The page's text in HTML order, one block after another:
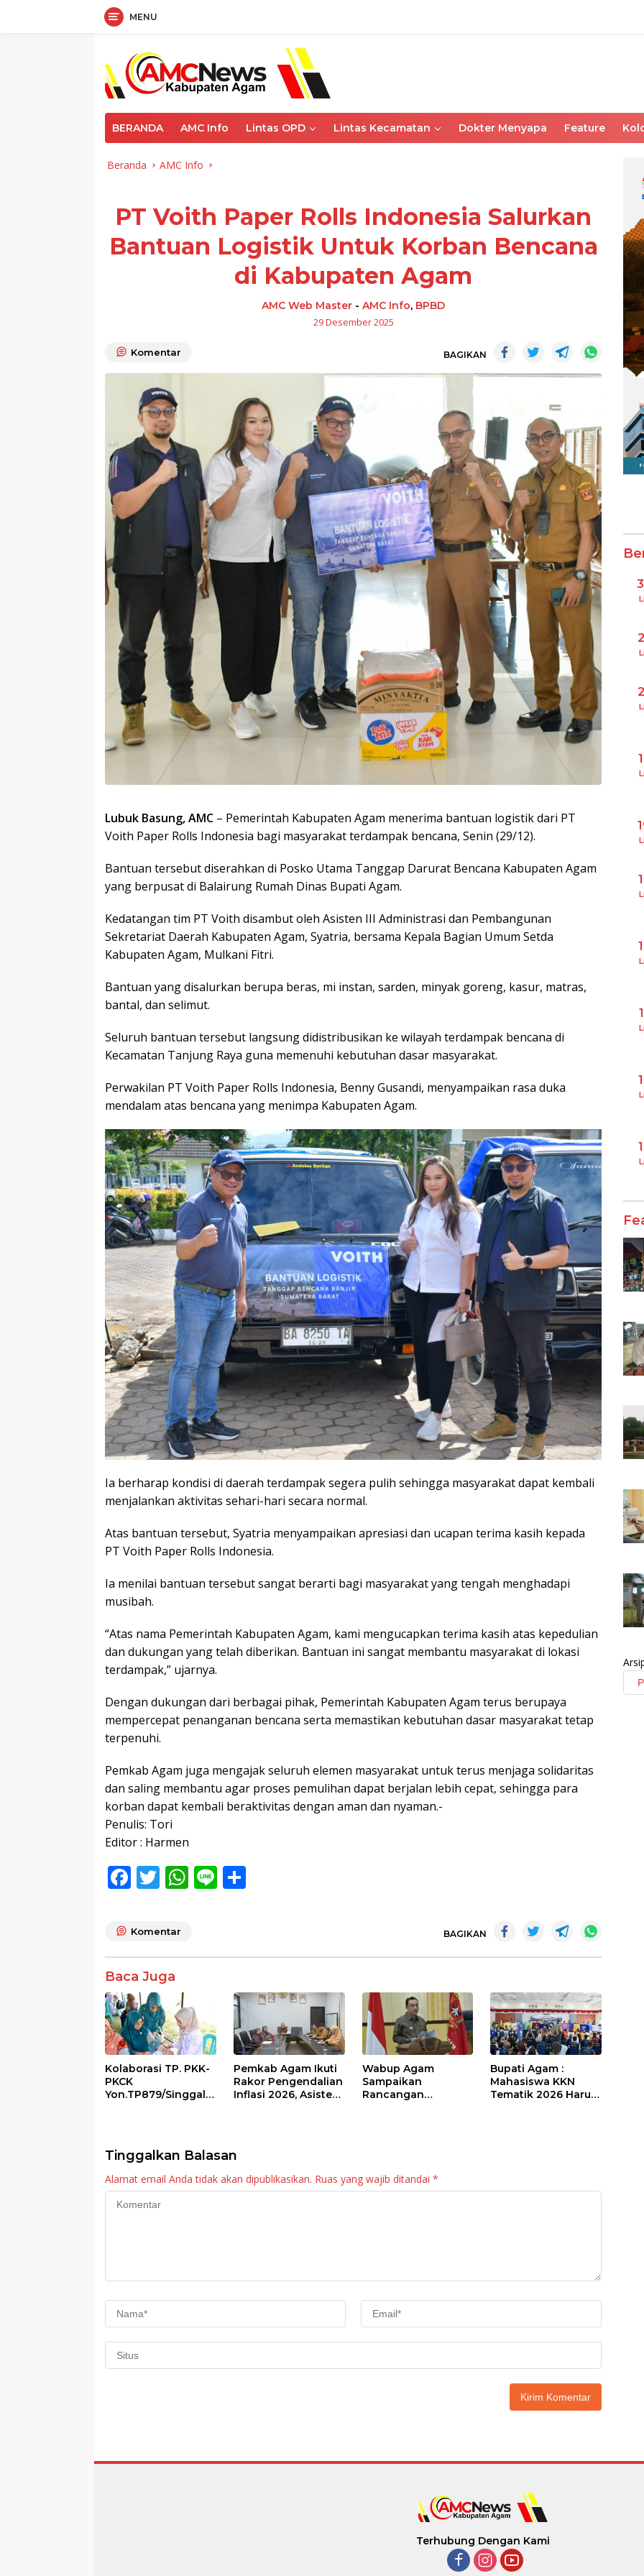
MENU
BERANDA AMC Info Lintas OPD Lintas Kecamatan Dokter Menyapa Feature
Beranda AMC Info
PT Voith Paper Rolls Indonesia Salurkan
Bantuan Logistik Untuk Korban Bencana
di Kabupaten Agam
AMC Web Master -AMC Info, BPBD
29 Desember 2025
Komentar BAGIKAN
Lubuk Basung, AMC – Pemerintah Kabupaten Agam menerima bantuan logistik dari PT
Voith Paper Rolls Indonesia bagi masyarakat terdampak bencana, Senin (29/12).
Bantuan tersebut diserahkan di Posko Utama Tanggap Darurat Bencana Kabupaten Agam
yang berpusat di Balairung Rumah Dinas Bupati Agam.
Kedatangan tim PT Voith disambut oleh Asisten III Administrasi dan Pembangunan
Sekretariat Daerah Kabupaten Agam, Syatria, bersama Kepala Bagian Umum Setda
Kabupaten Agam, Mulkani Fitri.
Bantuan yang disalurkan berupa beras, mi instan, sarden, minyak goreng, kasur, matras,
bantal, dan selimut.
Seluruh bantuan tersebut langsung didistribusikan ke wilayah terdampak bencana di
Kecamatan Tanjung Raya guna memenuhi kebutuhan dasar masyarakat.
Perwakilan PT Voith Paper Rolls Indonesia, Benny Gusandi, menyampaikan rasa duka
mendalam atas bencana yang menimpa Kabupaten Agam.
Ia berharap kondisi di daerah terdampak segera pulih sehingga masyarakat dapat kembali
menjalankan aktivitas sehari-hari secara normal.
Atas bantuan tersebut, Syatria menyampaikan apresiasi dan ucapan terima kasih kepada
PT Voith Paper Rolls Indonesia.
Ia menilai bantuan tersebut sangat berarti bagi masyarakat yang tengah menghadapi
musibah.
“Atas nama Pemerintah Kabupaten Agam, kami mengucapkan terima kasih atas kepedulian
dan dukungan yang telah diberikan. Bantuan ini sangat membantu masyarakat di lokasi
terdampak,” ujarnya.
Dengan dukungan dari berbagai pihak, Pemerintah Kabupaten Agam terus berupaya
mempercepat penanganan bencana serta memastikan kebutuhan dasar masyarakat tetap
terpenuhi.
Pemkab Agam juga mengajak seluruh elemen masyarakat untuk terus menjaga solidaritas
dan saling membantu agar proses pemulihan dapat berjalan lebih cepat, sehingga para
korban dapat kembali beraktivitas dengan aman dan nyaman.-
Penulis: Tori
Editor : Harmen
F
e
o
o
k
T
itt
W
p
Li
Komentar BAGIKAN
Baca Juga
Kolaborasi TP. PKK-
PKCK
Yon.TP879/Singgala
Pemkab Agam Ikuti
Rakor Pengendalian
Inflasi 2026, Asisten
Wabup Agam
Sampaikan
Rancangan
Bupati Agam :
Mahasiswa KKN
Tematik 2026 Harus
Tinggalkan Balasan
Alamat email Anda tidak akan dipublikasikan. Ruas yang wajib ditandai *
Terhubung Dengan Kami